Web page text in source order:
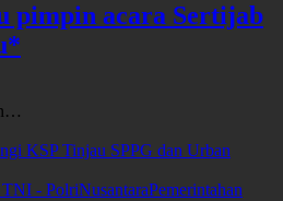
pimpin acara Sertijab
- PolriNusantaraPemerintahan